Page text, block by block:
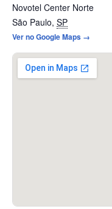
Novotel Center Norte
São Paulo, SP
Ver no Google Maps →